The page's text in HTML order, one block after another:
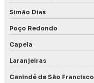
Simão Dias
Poço Redondo
Capela
Laranjeiras
Canindé de São Francisco